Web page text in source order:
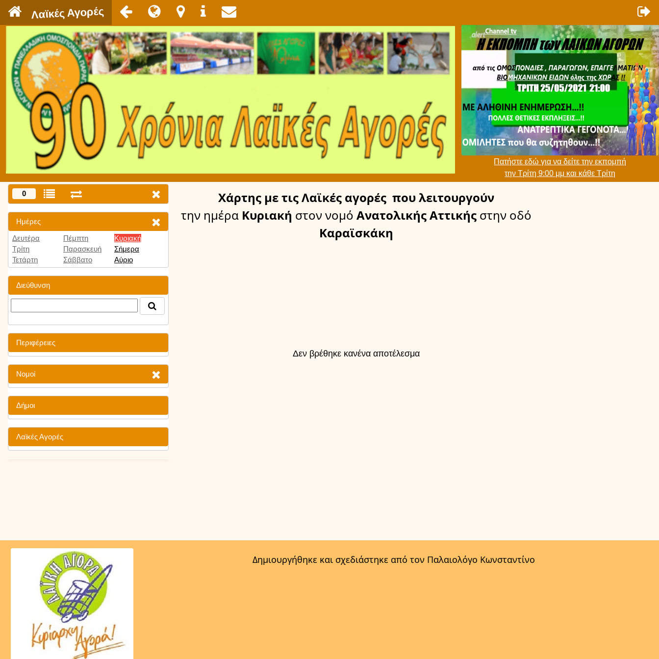
Λαϊκές Αγορές
Πατήστε εδώ για να δείτε την εκπομπή
την Τρίτη 9:00 μμ και κάθε Τρίτη
0
Ημέρες
Δευτέρα
Τρίτη
Τετάρτη
Πέμπτη
Παρασκευή
Σάββατο
Κυριακή
Σήμερα
Αύριο
Διεύθυνση
Περιφέρειες
Νομοί
Δήμοι
Λαϊκές Αγορές
Χάρτης με τις Λαϊκές αγορές που λειτουργούν
την ημέρα Κυριακή στον νομό Ανατολικής Αττικής στην οδό
Καραϊσκάκη
Δεν βρέθηκε κανένα αποτέλεσμα
Δημιουργήθηκε και σχεδιάστηκε από τον Παλαιολόγο Κωνσταντίνο